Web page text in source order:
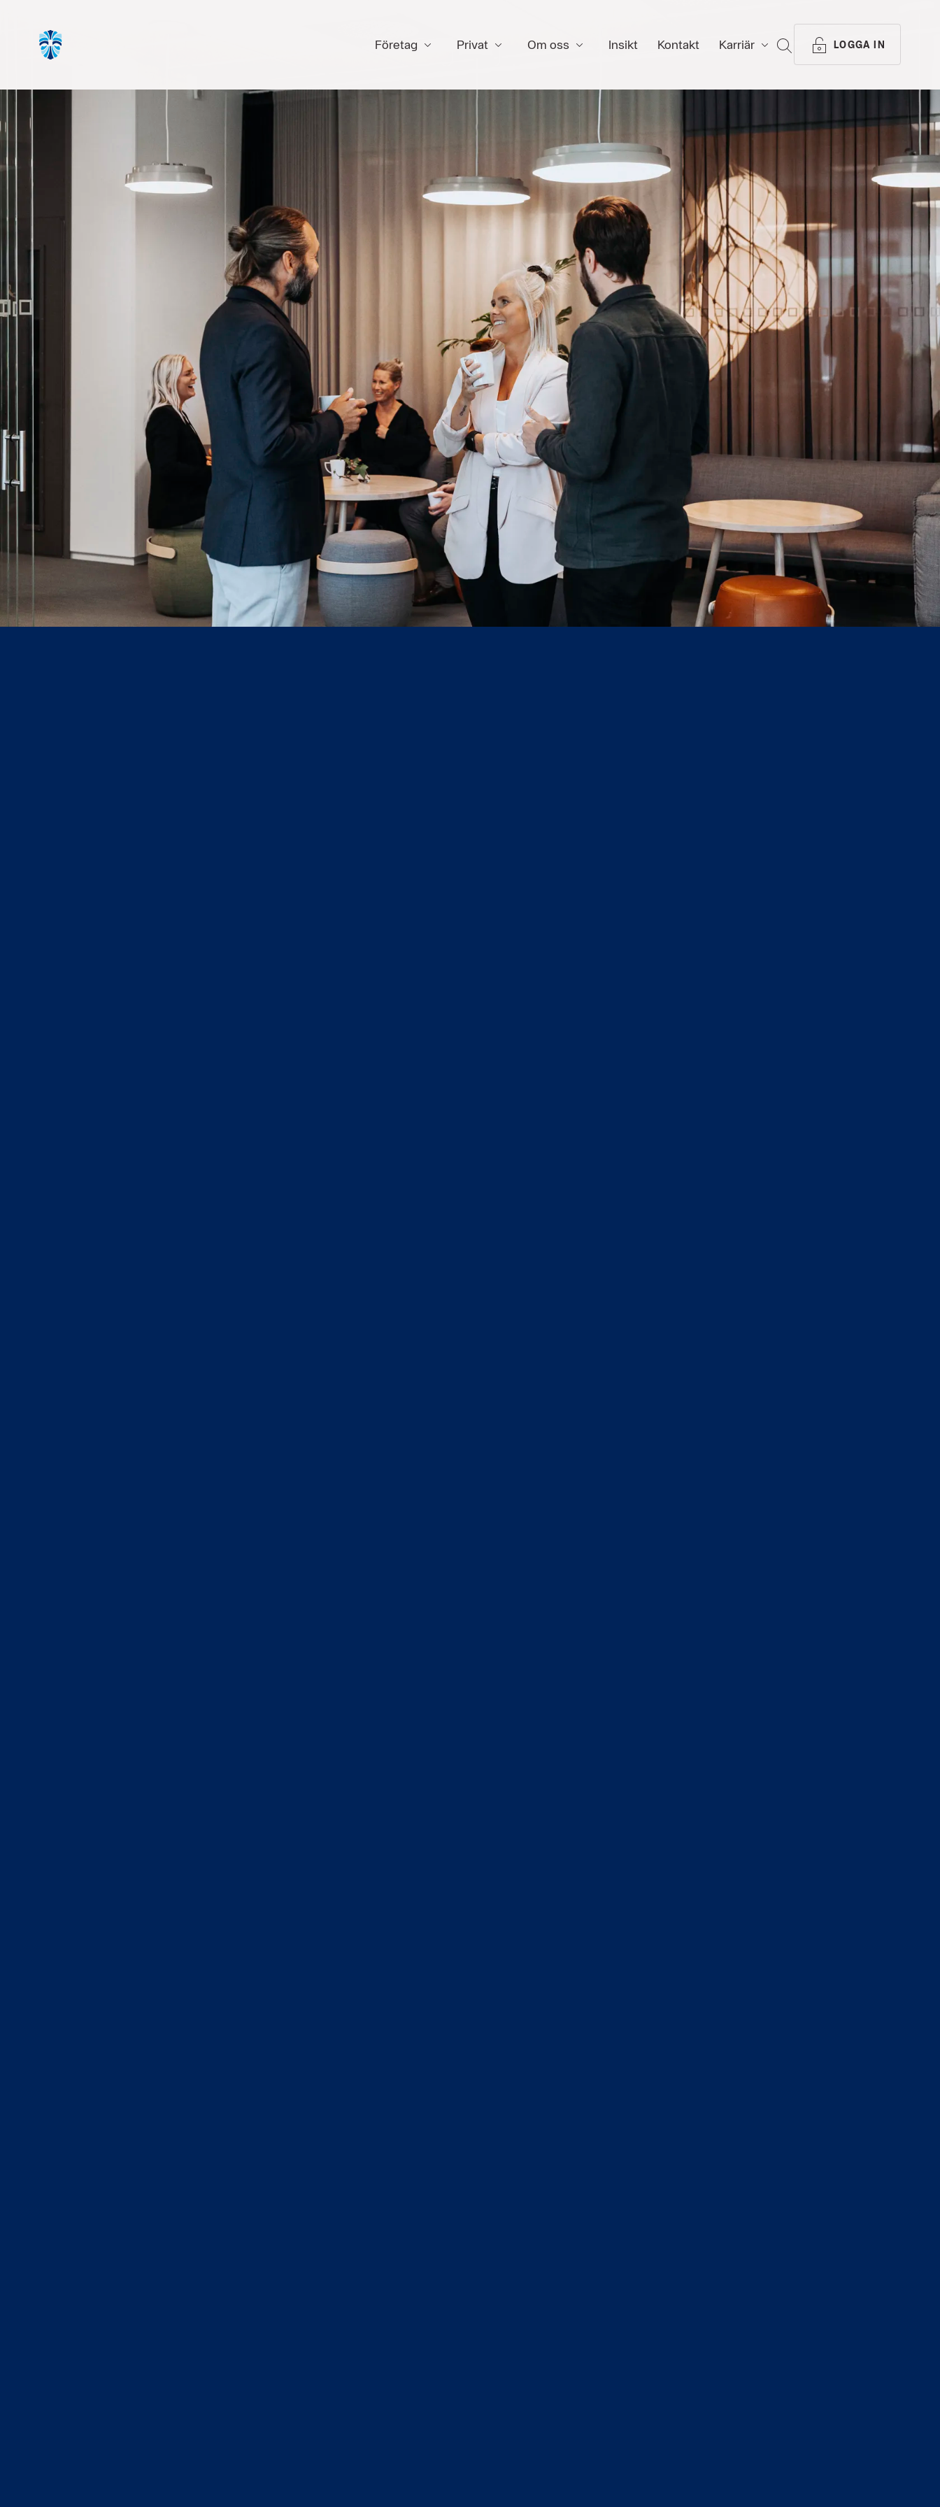
Företag Privat Om oss Insikt Kontakt Karriär SÖK LOGGA IN